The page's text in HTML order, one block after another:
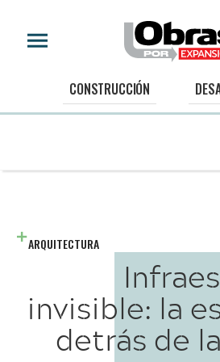
CONSTRUCCIÓN
ARQUITECTURA
invisible: la
detrás de